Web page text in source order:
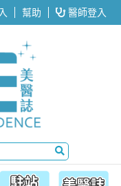
幫助 醫師登入